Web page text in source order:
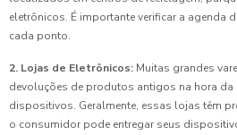
eletrônicos. É importante verificar a agenda
cada ponto.
2. Lojas de Eletrônicos: Muitas grandes
devoluções de produtos antigos na hora da
dispositivos. Geralmente, essas lojas têm
o consumidor pode entregar seus